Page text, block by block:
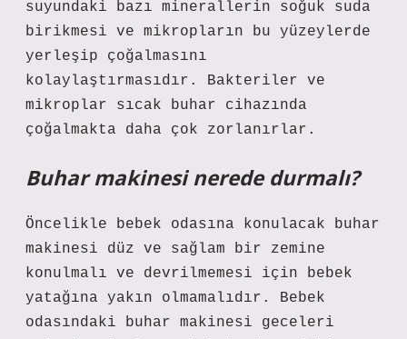
suyundaki bazı minerallerin soğuk suda
birikmesi ve mikropların bu yüzeylerde
yerleşip çoğalmasını
kolaylaştırmasıdır. Bakteriler ve
mikroplar sıcak buhar cihazında
çoğalmakta daha çok zorlanırlar.
Buhar makinesi nerede durmalı?
Öncelikle bebek odasına konulacak buhar
makinesi düz ve sağlam bir zemine
konulmalı ve devrilmemesi için bebek
yatağına yakın olmamalıdır. Bebek
odasındaki buhar makinesi geceleri